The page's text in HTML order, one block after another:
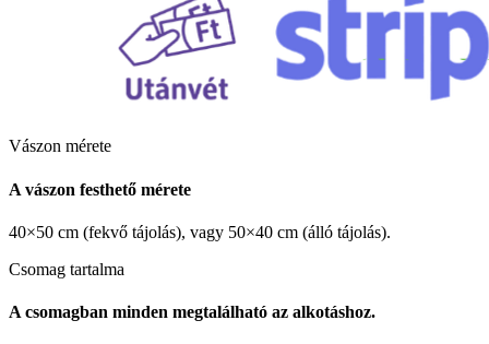
Vászon mérete
A vászon festhető mérete
40×50 cm (fekvő tájolás), vagy 50×40 cm (álló tájolás).
Csomag tartalma
A csomagban minden megtalálható az alkotáshoz.